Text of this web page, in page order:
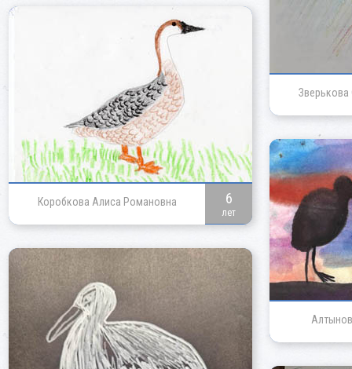
Коробкова Алиса Романовна 6
лет